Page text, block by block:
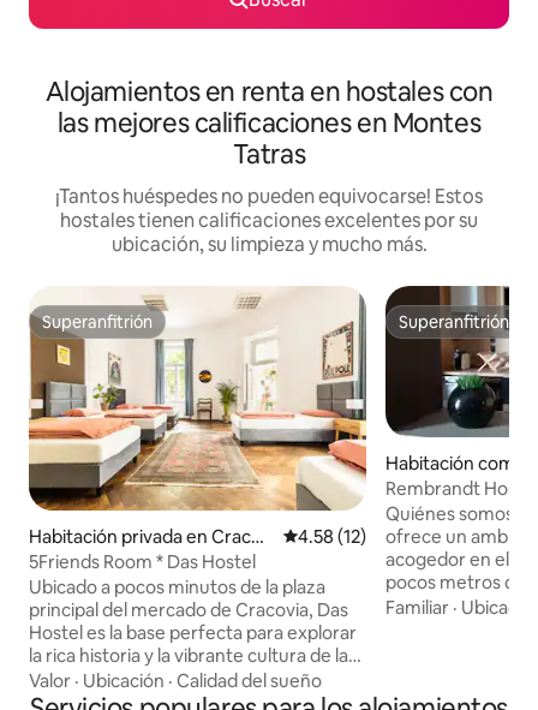
Alojamientos en renta en hostales con
las mejores calificaciones en Montes
Tatras
¡Tantos huéspedes no pueden equivocarse! Estos
hostales tienen calificaciones excelentes por su
ubicación, su limpieza y mucho más.
Superanfitrión
Superanfitrión
Habitación privada en Cracov
ia
Calificación promedio: 4.58 de
4.58 (12)
5Friends Room * Das Hostel
Ubicado a pocos minutos de la plaza
principal del mercado de Cracovia, Das
Hostel es la base perfecta para explorar
la rica historia y la vibrante cultura de la
ciudad. Nuestras acogedoras y coloridas
habitaciones, equipadas con baños
Valor · Ubicación · Calidad del sueño
Superanfitrión
Superanfitrión
Habitación
acovia
Rembrandt Hostel
Quiénes somos:
ofrece un
acogedor en el
pocos metros de
Ponemos
creando un
Familiar ·